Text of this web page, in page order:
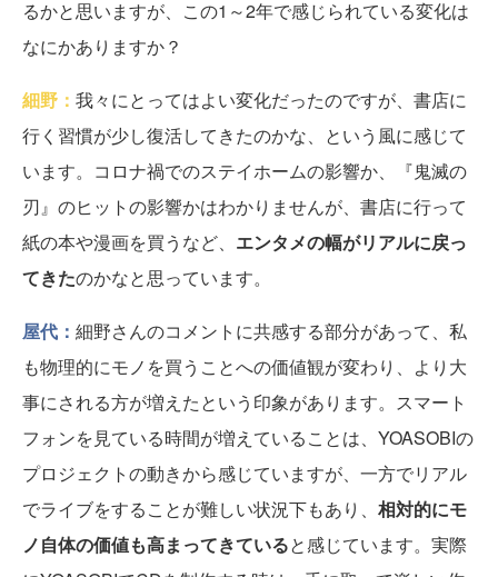
るかと思いますが、この1～2年で感じられている変化は
なにかありますか？
細野： 我々にとってはよい変化だったのですが、書店に
行く習慣が少し復活してきたのかな、という風に感じて
います。コロナ禍でのステイホームの影響か、『鬼滅の
刃』のヒットの影響かはわかりませんが、書店に行って
紙の本や漫画を買うなど、 エンタメの幅がリアルに戻っ
てきたのかなと思っています。
屋代： 細野さんのコメントに共感する部分があって、私
も物理的にモノを買うことへの価値観が変わり、より大
事にされる方が増えたという印象があります。スマート
フォンを見ている時間が増えていることは、YOASOBIの
プロジェクトの動きから感じていますが、一方でリアル
でライブをすることが難しい状況下もあり、 相対的にモ
ノ自体の価値も高まってきていると感じています。実際